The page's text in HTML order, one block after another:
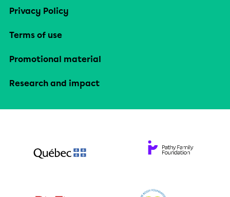
Privacy Policy
Terms of use
Promotional material
Research and impact